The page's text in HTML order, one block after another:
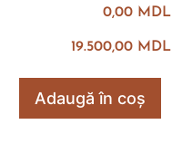
0,00 MDL
19.500,00 MDL
Adaugă în coș